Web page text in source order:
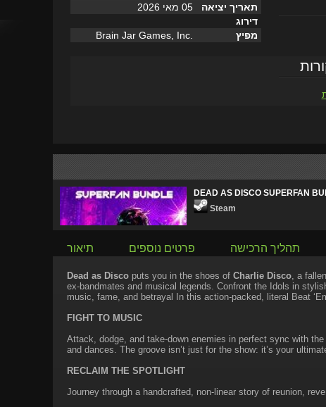
תאריך יציאה
05 מאי 2026
דירוג
מפיץ
Brain Jar Games, Inc.
DEAD AS DISCO SUPERFAN
Steam
תיאור פרטים נוספים תהליך הרכישה
Dead as Discoputs you in the shoes of Charlie Disco, a
ex-bandmates and musical legends. Confront the Idols in
music, fame, and betrayal In this action-packed, literal Beat
FIGHT TO MUSIC
Attack, dodge, and take-down enemies in perfect sync with
and dances. The groove isn’t just for the show: it’s your
RECLAIM THE SPOTLIGHT
Journey through a handcrafted, non-linear story of reunion,